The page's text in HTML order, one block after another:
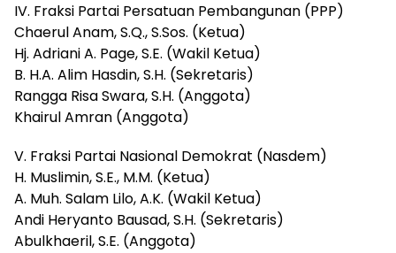
IV. Fraksi Partai Persatuan Pembangunan (PPP)
Chaerul Anam, S.Q., S.Sos. (Ketua)
Hj. Adriani A. Page, S.E. (Wakil Ketua)
B. H.A. Alim Hasdin, S.H. (Sekretaris)
Rangga Risa Swara, S.H. (Anggota)
Khairul Amran (Anggota)
V. Fraksi Partai Nasional Demokrat (Nasdem)
H. Muslimin, S.E., M.M. (Ketua)
A. Muh. Salam Lilo, A.K. (Wakil Ketua)
Andi Heryanto Bausad, S.H. (Sekretaris)
Abulkhaeril, S.E. (Anggota)